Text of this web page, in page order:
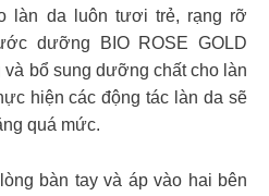
làn da luôn tươi trẻ, rạng rỡ
dưỡng BIO ROSE GOLD
và bổ sung dưỡng chất cho làn
hiện các động tác làn da sẽ
quá mức.
bàn tay và áp vào hai bên